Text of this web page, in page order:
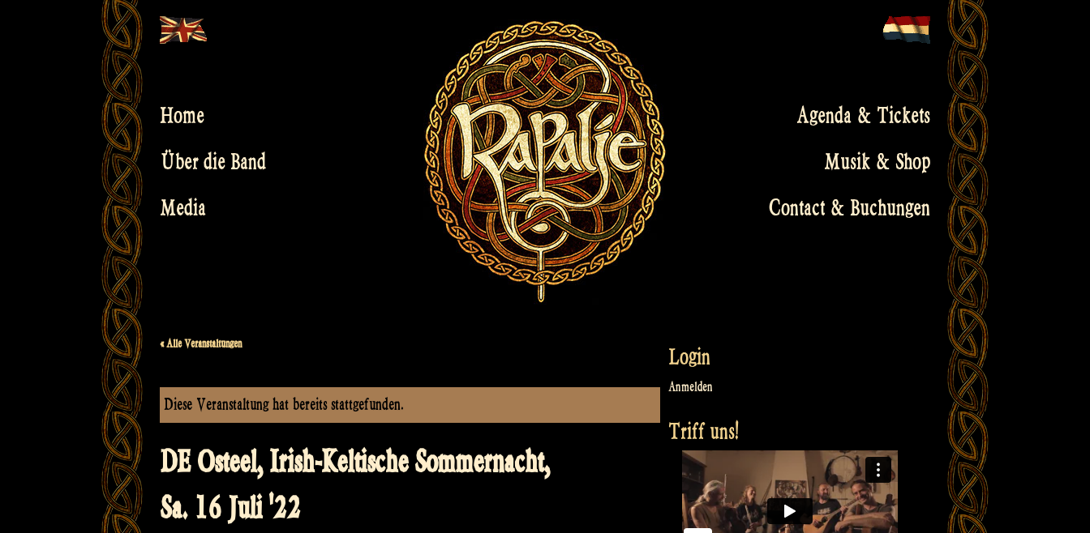
to
Home
Über die Band
Media
Agenda & Tickets
Musik & Shop
Contact & Buchungen
« Alle Veranstaltungen
Diese Veranstaltung hat bereits stattgefunden.
DE Osteel, Irish-Keltische Sommernacht,
Sa. 16 Juli '22
Login
Anmelden
Triff uns!